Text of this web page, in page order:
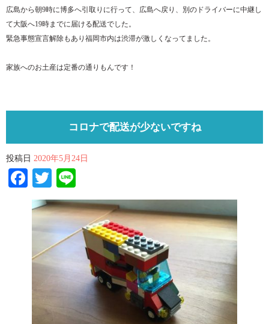
広島から朝9時に博多へ引取りに行って、広島へ戻り、別のドライバーに中継し
て大阪へ19時までに届ける配送でした。
緊急事態宣言解除もあり福岡市内は渋滞が激しくなってました。
家族へのお土産は定番の通りもんです！
コロナで配送が少ないですね
投稿日 2020年5月24日
Facebook
Twitter